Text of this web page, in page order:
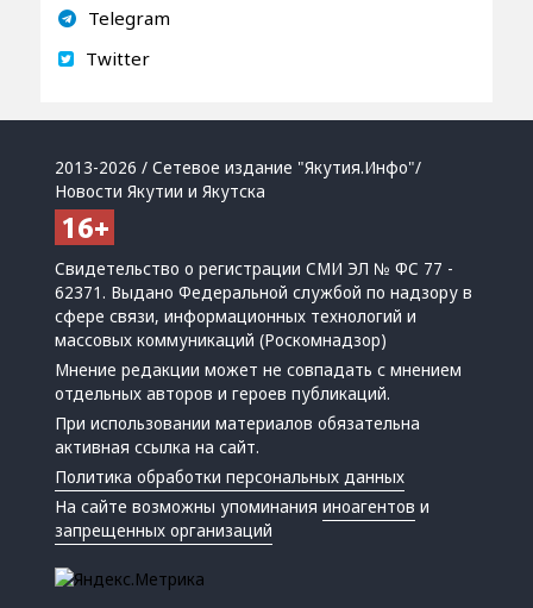
Telegram
Twitter
2013-2026 / Сетевое издание "Якутия.Инфо"/
Новости Якутии и Якутска
Свидетельство о регистрации СМИ ЭЛ № ФС 77 -
62371. Выдано Федеральной службой по надзору в
сфере связи, информационных технологий и
массовых коммуникаций (Роскомнадзор)
Мнение редакции может не совпадать с мнением
отдельных авторов и героев публикаций.
При использовании материалов обязательна
активная ссылка на сайт.
Политика обработки персональных данных
На сайте возможны упоминанияиноагентов и
запрещенных организаций